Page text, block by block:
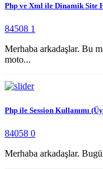
Php ve Xml ile Dinamik Site
84508 1
Merhaba arkadaşlar. Bu
moto...
Php ile Session Kullanımı
84058 0
Merhaba arkadaşlar.